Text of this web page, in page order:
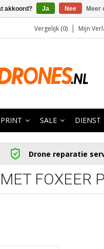
Vergelijk (0) Mijn
SALE DIENST
Drone reparatie
FOXEER
akkoord? Ja Nee Meer